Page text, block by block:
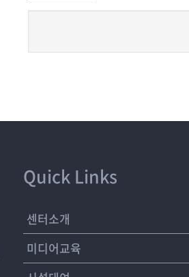
Quick Links
센터소개
미디어교육